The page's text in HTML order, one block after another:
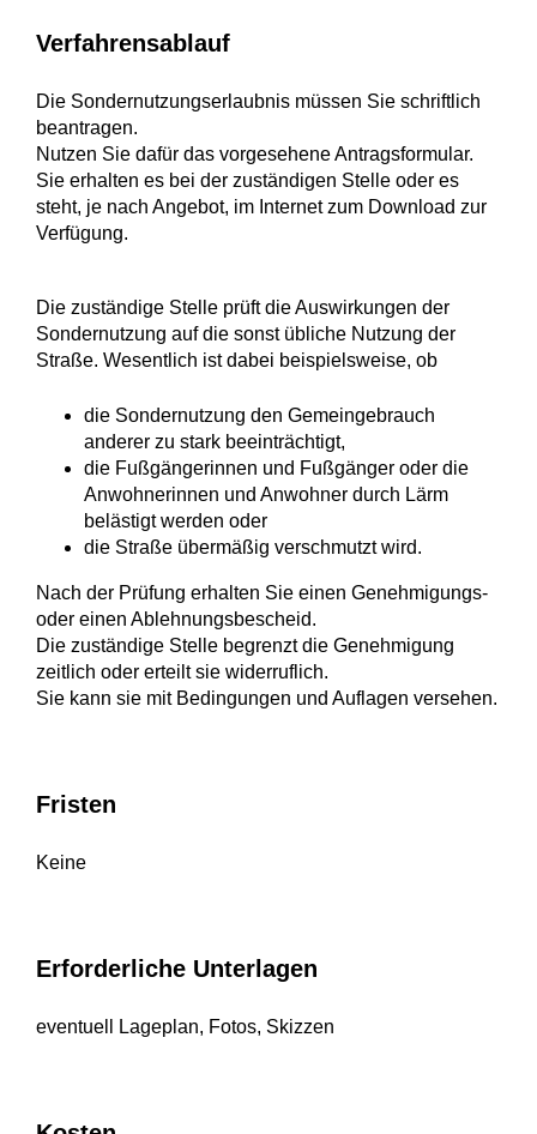
Verfahrensablauf
Die Sondernutzungserlaubnis müssen Sie schriftlich
beantragen.
Nutzen Sie dafür das vorgesehene Antragsformular.
Sie erhalten es bei der zuständigen Stelle oder es
steht, je nach Angebot, im Internet zum Download zur
Verfügung.
Die zuständige Stelle prüft die Auswirkungen der
Sondernutzung auf die sonst übliche Nutzung der
Straße. Wesentlich ist dabei beispielsweise, ob
die Sondernutzung den Gemeingebrauch
anderer zu stark beeinträchtigt,
die Fußgängerinnen und Fußgänger oder die
Anwohnerinnen und Anwohner durch Lärm
belästigt werden oder
die Straße übermäßig verschmutzt wird.
Nach der Prüfung erhalten Sie einen Genehmigungs-
oder einen Ablehnungsbescheid.
Die zuständige Stelle begrenzt die Genehmigung
zeitlich oder erteilt sie widerruflich.
Sie kann sie mit Bedingungen und Auflagen versehen.
Fristen
Keine
Erforderliche Unterlagen
eventuell Lageplan, Fotos, Skizzen